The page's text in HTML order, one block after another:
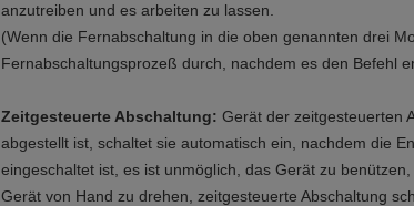
anzutreiben und es arbeiten zu lassen.
(Wenn die Fernabschaltung in die oben genannten drei
Fernabschaltungsprozeß durch, nachdem es den Befehl
Zeitgesteuerte Abschaltung: Gerät der zeitgesteuerten
abgestellt ist, schaltet sie automatisch ein, nachdem die
eingeschaltet ist, es ist unmöglich, das Gerät zu
Gerät von Hand zu drehen, zeitgesteuerte Abschaltung